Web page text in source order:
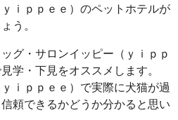
ｉｐｐｅｅ）のペットホテルが
う。
グ・サロンイッピー（ｙｉｐｐ
学・下見をオススメします。
ｉｐｐｅｅ）で実際に犬猫が過
頼できるかどうか分かると思い